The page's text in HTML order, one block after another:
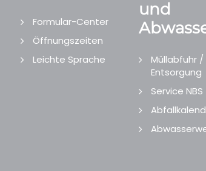
Formular-Center
Öffnungszeiten
Leichte Sprache
und
Müllabfuhr /
Entsorgung
Service NBS